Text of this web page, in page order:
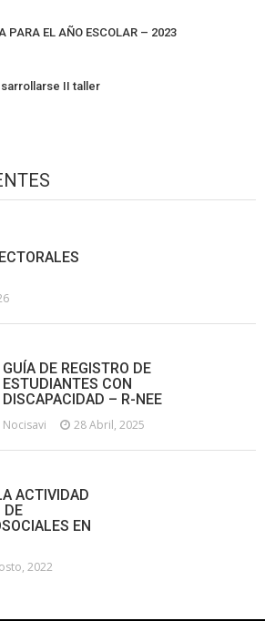
PARA EL AÑO ESCOLAR – 2023
II taller
GUÍA DE REGISTRO DE
ESTUDIANTES CON
DISCAPACIDAD – R-NEE
Nocisavi 28 Abril, 2025
ACTIVIDAD
DE
EN
2022